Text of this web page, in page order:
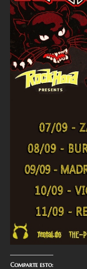
Comparte esto: